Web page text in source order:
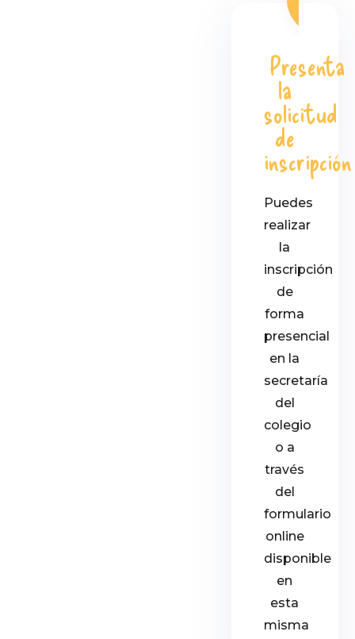
Presenta
la
solicitud
de
inscripción
Puedes
realizar
la
inscripción
de
forma
presencial
en la
secretaría
del
colegio
o a
través
del
formulario
online
disponible
en
esta
misma